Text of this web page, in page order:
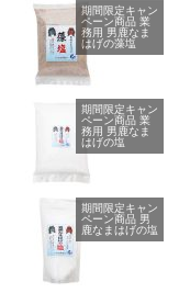
期間限定キャン
ペーン商品 業
務用 男鹿なま
はげの藻塩
期間限定キャン
ペーン商品 業
務用 男鹿なま
はげの塩
期間限定キャン
ペーン商品 男
鹿なまはげの塩